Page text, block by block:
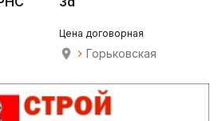
Цена договорная
Горьковская